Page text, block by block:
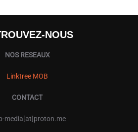
NOUS
NOS RESEAUX
Linktree MOB
CONTACT
media[at]proton.me